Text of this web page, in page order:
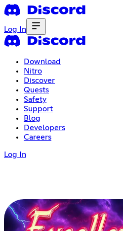
Log In
Download
Nitro
Discover
Quests
Safety
Support
Blog
Developers
Careers
Log In